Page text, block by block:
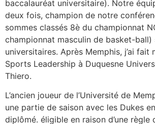
baccalauréat universitaire). Notre
deux fois, champion de notre
sommes classés 8è du championnat
championnat masculin de basket-ball)
universitaires. Après Memphis, j’ai fait
Sports Leadership à Duquesne
Thiero.
L’ancien joueur de l’Université de
une partie de saison avec les Dukes
diplômé. éligible en raison d’une